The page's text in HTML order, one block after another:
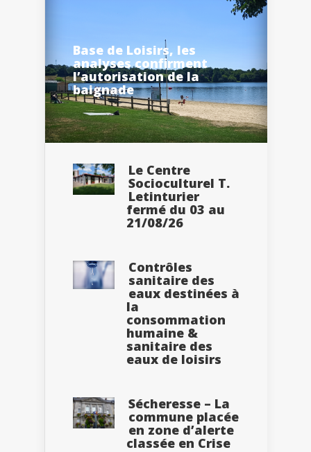
Base de Loisirs, les
analyses confirment
l’autorisation de la
baignade
Le Centre
Socioculturel T.
Letinturier
fermé du 03 au
21/08/26
Contrôles
sanitaire des
eaux destinées à
la
consommation
humaine &
sanitaire des
eaux de loisirs
Sécheresse – La
commune placée
en zone d’alerte
classée en Crise